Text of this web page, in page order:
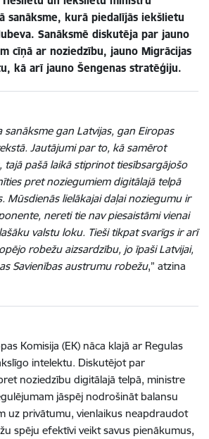
sanāksme, kurā piedalījās iekšlietu
Sanāksmē diskutēja par jauno
cīņā ar noziedzību, jauno Migrācijas
kā arī jauno Šengenas stratēģiju.
sanāksme gan Latvijas, gan Eiropas
Jautājumi par to, kā samērot
tajā pašā laikā stiprinot tiesībsargājošo
pret noziegumiem digitālajā telpā
Mūsdienās lielākajai daļai noziegumu ir
nereti tie nav piesaistāmi vienai
valstu loku. Tieši tikpat svarīgs ir arī
robežu aizsardzību, jo īpaši Latvijai,
Savienības austrumu robežu,” atzina
Komisija (EK) nāca klajā ar Regulas
intelektu. Diskutējot par
noziedzību digitālajā telpā, ministre
jāspēj nodrošināt balansu
uz privātumu, vienlaikus neapdraudot
spēju efektīvi veikt savus pienākumus,